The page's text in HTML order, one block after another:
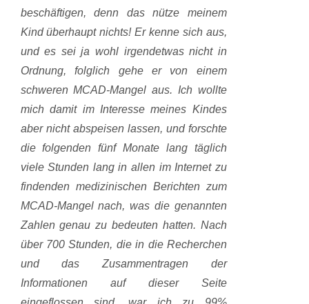
beschäftigen, denn das nütze meinem
Kind überhaupt nichts! Er kenne sich aus,
und es sei ja wohl irgendetwas nicht in
Ordnung, folglich gehe er von einem
schweren MCAD-Mangel aus. Ich wollte
mich damit im Interesse meines Kindes
aber nicht abspeisen lassen, und forschte
die folgenden fünf Monate lang täglich
viele Stunden lang in allen im Internet zu
findenden medizinischen Berichten zum
MCAD-Mangel nach, was die genannten
Zahlen genau zu bedeuten hatten. Nach
über 700 Stunden, die in die Recherchen
und das Zusammentragen der
Informationen auf dieser Seite